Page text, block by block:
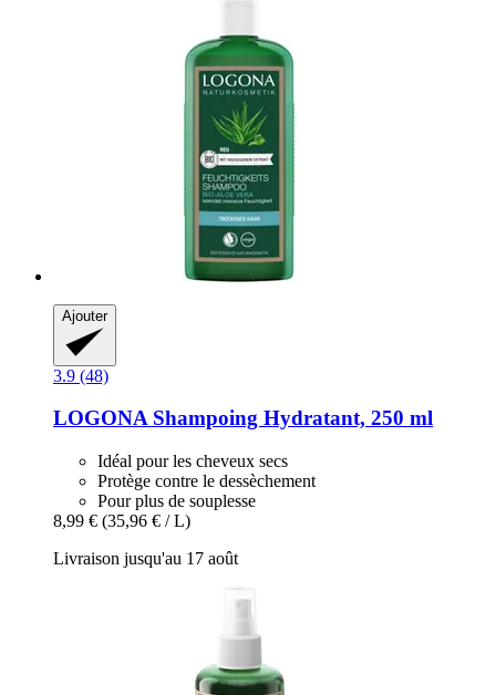
Ajouter
3.9 (48)
LOGONAShampoing Hydratant, 250 ml
Idéal pour les cheveux secs
Protège contre le dessèchement
Pour plus de souplesse
8,99 € (35,96 € / L)
Livraison jusqu'au 17 août